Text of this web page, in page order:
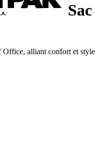
alliant confort et